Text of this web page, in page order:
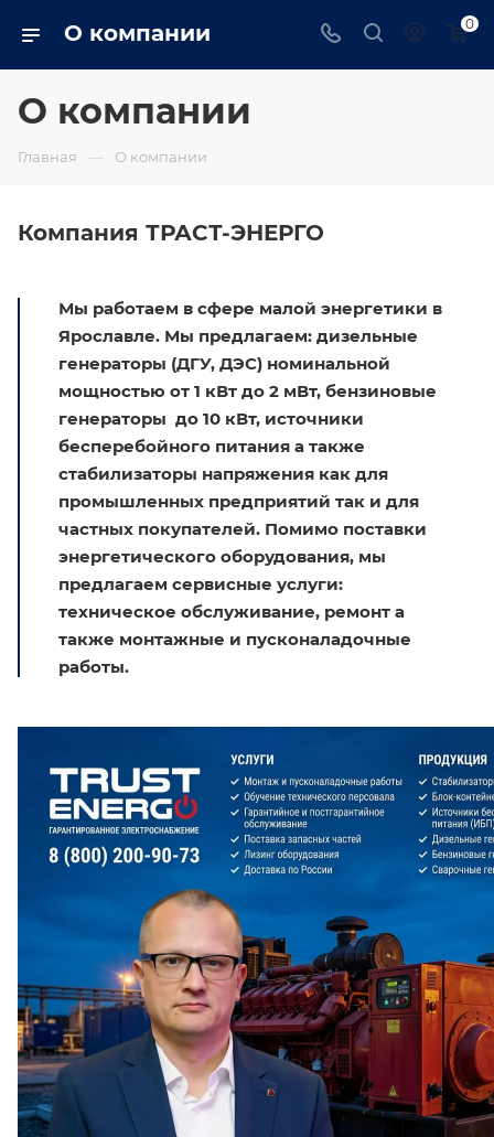
О компании 0
О компании
Главная — О компании
Компания ТРАСТ-ЭНЕРГО
Мы работаем в сфере малой энергетики в
Ярославле. Мы предлагаем: дизельные
генераторы (ДГУ, ДЭС) номинальной
мощностью от 1 кВт до 2 мВт, бензиновые
генераторы до 10 кВт, источники
бесперебойного питания а также
стабилизаторы напряжения как для
промышленных предприятий так и для
частных покупателей. Помимо поставки
энергетического оборудования, мы
предлагаем сервисные услуги:
техническое обслуживание, ремонт а
также монтажные и пусконаладочные
работы.